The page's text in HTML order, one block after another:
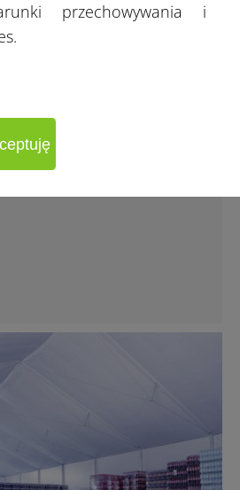
przechowywania i